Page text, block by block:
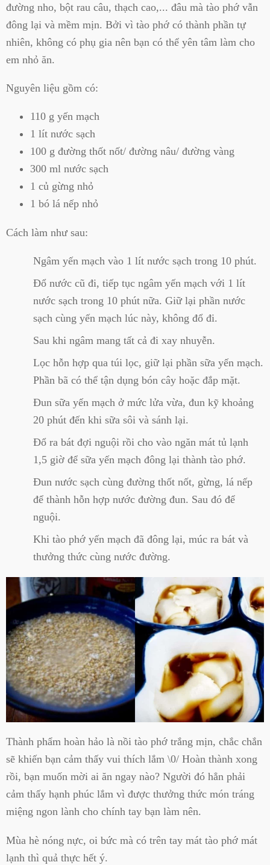
đường nho, bột rau câu, thạch cao,... đâu mà tào phớ vẫn
đông lại và mềm mịn. Bởi vì tào phớ có thành phần tự
nhiên, không có phụ gia nên bạn có thể yên tâm làm cho
em nhỏ ăn.
Nguyên liệu gồm có:
110 g yến mạch
1 lít nước sạch
100 g đường thốt nốt/ đường nâu/ đường vàng
300 ml nước sạch
1 củ gừng nhỏ
1 bó lá nếp nhỏ
Cách làm như sau:
Ngâm yến mạch vào 1 lít nước sạch trong 10 phút.
Đổ nước cũ đi, tiếp tục ngâm yến mạch với 1 lít
nước sạch trong 10 phút nữa. Giữ lại phần nước
sạch cùng yến mạch lúc này, không đổ đi.
Sau khi ngâm mang tất cả đi xay nhuyễn.
Lọc hỗn hợp qua túi lọc, giữ lại phần sữa yến mạch.
Phần bã có thể tận dụng bón cây hoặc đắp mặt.
Đun sữa yến mạch ở mức lửa vừa, đun kỹ khoảng
20 phút đến khi sữa sôi và sánh lại.
Đổ ra bát đợi nguội rồi cho vào ngăn mát tủ lạnh
1,5 giờ để sữa yến mạch đông lại thành tào phớ.
Đun nước sạch cùng đường thốt nốt, gừng, lá nếp
để thành hỗn hợp nước đường đun. Sau đó để
nguội.
Khi tào phớ yến mạch đã đông lại, múc ra bát và
thưởng thức cùng nước đường.
Thành phẩm hoàn hảo là nồi tào phớ trắng mịn, chắc chắn
sẽ khiến bạn cảm thấy vui thích lắm \0/ Hoàn thành xong
rồi, bạn muốn mời ai ăn ngay nào? Người đó hẳn phải
cảm thấy hạnh phúc lắm vì được thưởng thức món tráng
miệng ngon lành cho chính tay bạn làm nên.
Mùa hè nóng nực, oi bức mà có trên tay mát tào phớ mát
lạnh thì quả thực hết ý.